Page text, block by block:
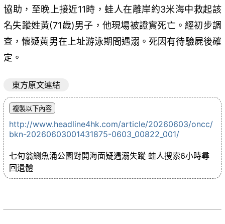
協助，至晚上接近11時，蛙人在離岸約3米海中救起該
名失蹤姓黃(71歲)男子，他現場被證實死亡。經初步調
查，懷疑黃男在上址游泳期間遇溺。死因有待驗屍後確
定。
東方原文連結
http://www.headline4hk.com/article/20260603/oncc/
bkn-20260603001431875-0603_00822_001/
七旬翁鰂魚涌公園對開海面疑遇溺失蹤 蛙人搜索6小時尋
回遺體